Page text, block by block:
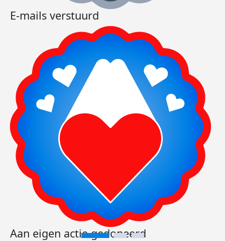
E-mails verstuurd
Aan eigen actie gedoneerd